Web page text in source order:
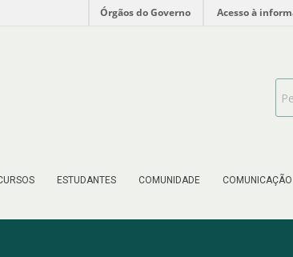
Órgãos do Governo Acesso à
ESTUDANTES COMUNIDADE COMUNICAÇÃO